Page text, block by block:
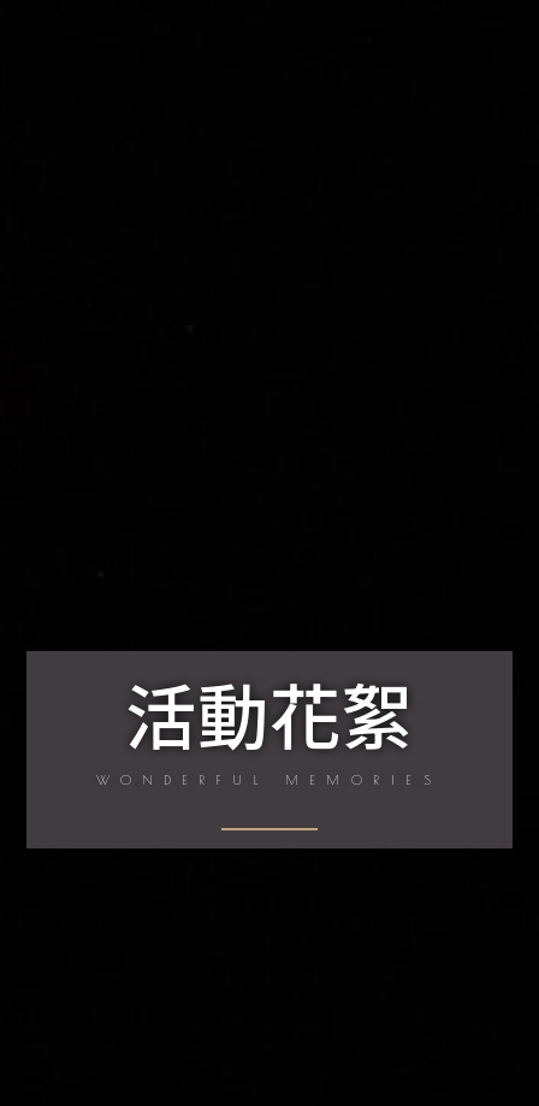
活動花絮
WONDERFUL MEMORIES